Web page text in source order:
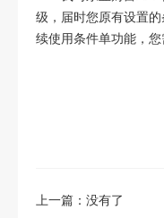
级，届时您原有设置
续使用条件单功能，您
上一篇： 没有了